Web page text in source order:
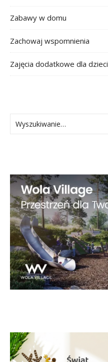
Zabawy w domu
Zachowaj wspomnienia
Zajęcia dodatkowe dla dzieci